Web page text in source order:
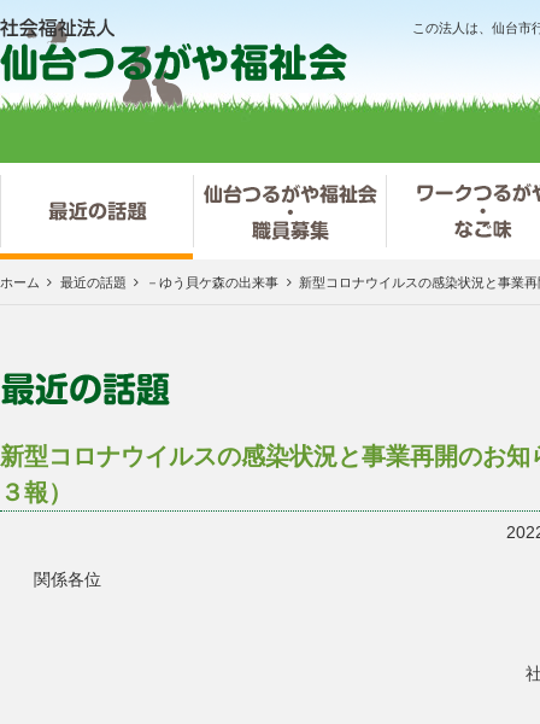
この法人は、仙台市
ホーム 最近の話題 －ゆう貝ケ森の出来事 新型コロナウイルスの感染状況と事業
新型コロナウイルスの感染状況と事業再開のお
３報）
関係各位